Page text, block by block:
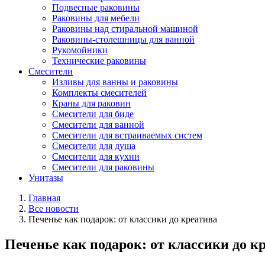
Подвесные раковины
Раковины для мебели
Раковины над стиральной машиной
Раковины-столешницы для ванной
Рукомойники
Технические раковины
Смесители
Изливы для ванны и раковины
Комплекты смесителей
Краны для раковин
Смесители для биде
Смесители для ванной
Смесители для встраиваемых систем
Смесители для душа
Смесители для кухни
Смесители для раковины
Унитазы
Главная
Все новости
Печенье как подарок: от классики до креатива
Печенье как подарок: от классики до